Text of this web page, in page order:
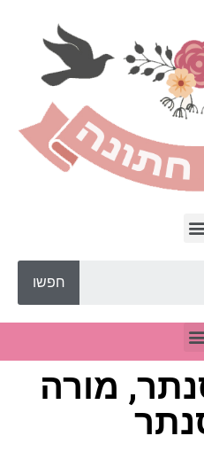
חפשו
מורה